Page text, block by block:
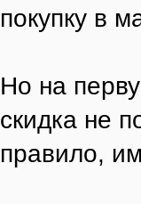
покупку в
Но на
скидка не
правило,